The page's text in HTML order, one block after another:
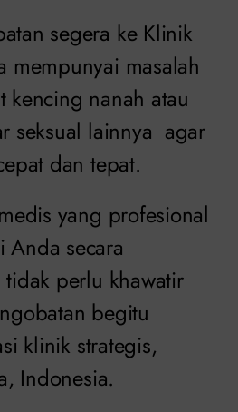
segera ke Klinik
masalah
kencing nanah atau
seksual lainnya agar
dan tepat.
yang profesional
Anda secara
perlu khawatir
begitu
klinik strategis,
Indonesia.